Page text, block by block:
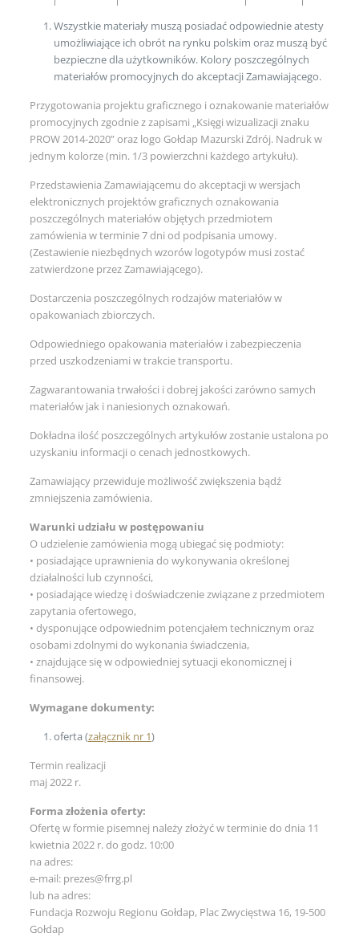
Wszystkie materiały muszą posiadać odpowiednie atesty
umożliwiające ich obrót na rynku polskim oraz muszą być
bezpieczne dla użytkowników. Kolory poszczególnych
materiałów promocyjnych do akceptacji Zamawiającego.
Przygotowania projektu graficznego i oznakowanie materiałów
promocyjnych zgodnie z zapisami „Księgi wizualizacji znaku
PROW 2014-2020” oraz logo Gołdap Mazurski Zdrój. Nadruk w
jednym kolorze (min. 1/3 powierzchni każdego artykułu).
Przedstawienia Zamawiającemu do akceptacji w wersjach
elektronicznych projektów graficznych oznakowania
poszczególnych materiałów objętych przedmiotem
zamówienia w terminie 7 dni od podpisania umowy.
(Zestawienie niezbędnych wzorów logotypów musi zostać
zatwierdzone przez Zamawiającego).
Dostarczenia poszczególnych rodzajów materiałów w
opakowaniach zbiorczych.
Odpowiedniego opakowania materiałów i zabezpieczenia
przed uszkodzeniami w trakcie transportu.
Zagwarantowania trwałości i dobrej jakości zarówno samych
materiałów jak i naniesionych oznakowań.
Dokładna ilość poszczególnych artykułów zostanie ustalona po
uzyskaniu informacji o cenach jednostkowych.
Zamawiający przewiduje możliwość zwiększenia bądź
zmniejszenia zamówienia.
Warunki udziału w postępowaniu
O udzielenie zamówienia mogą ubiegać się podmioty:
• posiadające uprawnienia do wykonywania określonej
działalności lub czynności,
• posiadające wiedzę i doświadczenie związane z przedmiotem
zapytania ofertowego,
• dysponujące odpowiednim potencjałem technicznym oraz
osobami zdolnymi do wykonania świadczenia,
• znajdujące się w odpowiedniej sytuacji ekonomicznej i
finansowej.
Wymagane dokumenty:
oferta (załącznik nr 1)
Termin realizacji
maj 2022 r.
Forma złożenia oferty:
Ofertę w formie pisemnej należy złożyć w terminie do dnia 11
kwietnia 2022 r. do godz. 10:00
na adres:
e-mail: prezes@frrg.pl
lub na adres:
Fundacja Rozwoju Regionu Gołdap, Plac Zwycięstwa 16, 19-500
Gołdap